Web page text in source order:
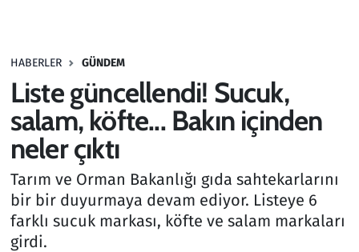
HABERLER GÜNDEM
Liste güncellendi! Sucuk,
salam, köfte... Bakın içinden
neler çıktı
Tarım ve Orman Bakanlığı gıda sahtekarlarını
bir bir duyurmaya devam ediyor. Listeye 6
farklı sucuk markası, köfte ve salam markaları
girdi.
Haber
Kültür Sanat
Kurumsal Haberler
Lezzet Durağı
Memur ve Kamu